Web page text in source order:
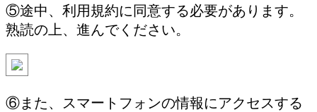
⑤途中、利用規約に同意する必要があります。
熟読の上、進んでください。
⑥また、スマートフォンの情報にアクセスする